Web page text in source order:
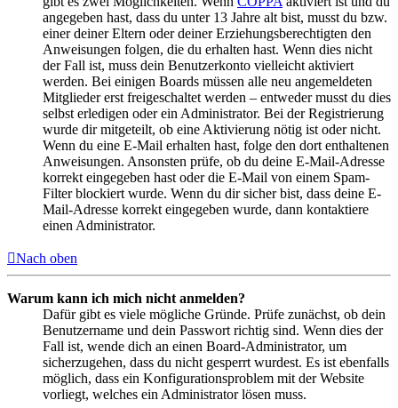
angegeben hast, dass du unter 13 Jahre alt bist, musst du bzw.
einer deiner Eltern oder deiner Erziehungsberechtigten den
Anweisungen folgen, die du erhalten hast. Wenn dies nicht
der Fall ist, muss dein Benutzerkonto vielleicht aktiviert
werden. Bei einigen Boards müssen alle neu angemeldeten
Mitglieder erst freigeschaltet werden – entweder musst du dies
selbst erledigen oder ein Administrator. Bei der Registrierung
wurde dir mitgeteilt, ob eine Aktivierung nötig ist oder nicht.
Wenn du eine E-Mail erhalten hast, folge den dort enthaltenen
Anweisungen. Ansonsten prüfe, ob du deine E-Mail-Adresse
korrekt eingegeben hast oder die E-Mail von einem Spam-
Filter blockiert wurde. Wenn du dir sicher bist, dass deine E-
Mail-Adresse korrekt eingegeben wurde, dann kontaktiere
einen Administrator.
Nach oben
Warum kann ich mich nicht anmelden?
Dafür gibt es viele mögliche Gründe. Prüfe zunächst, ob dein
Benutzername und dein Passwort richtig sind. Wenn dies der
Fall ist, wende dich an einen Board-Administrator, um
sicherzugehen, dass du nicht gesperrt wurdest. Es ist ebenfalls
möglich, dass ein Konfigurationsproblem mit der Website
vorliegt, welches ein Administrator lösen muss.